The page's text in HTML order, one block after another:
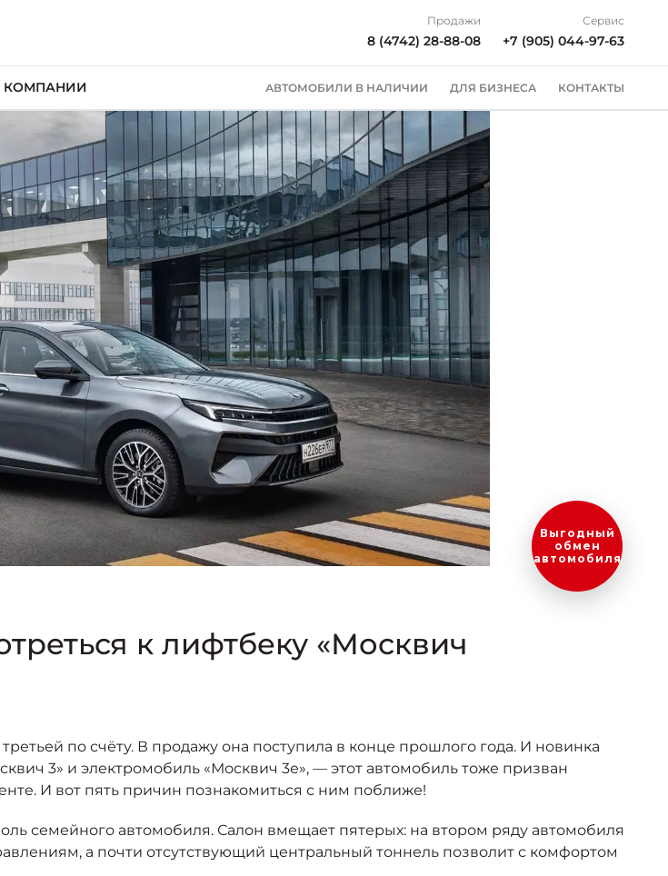
Продажи
8 (4742) 28-88-08
Сервис
+7 (905) 044-97-63
КОМПАНИИ АВТОМОБИЛИ В НАЛИЧИИ ДЛЯ БИЗНЕСА КОНТАКТЫ
к лифтбеку «Москвич
по счёту. В продажу она поступила в конце прошлого года. И новинка
3» и электромобиль «Москвич 3е», — этот автомобиль тоже призван
И вот пять причин познакомиться с ним поближе!
семейного автомобиля. Салон вмещает пятерых: на втором ряду автомобиля
а почти отсутствующий центральный тоннель позволит с комфортом
Оценить
ваш
автомобиль?